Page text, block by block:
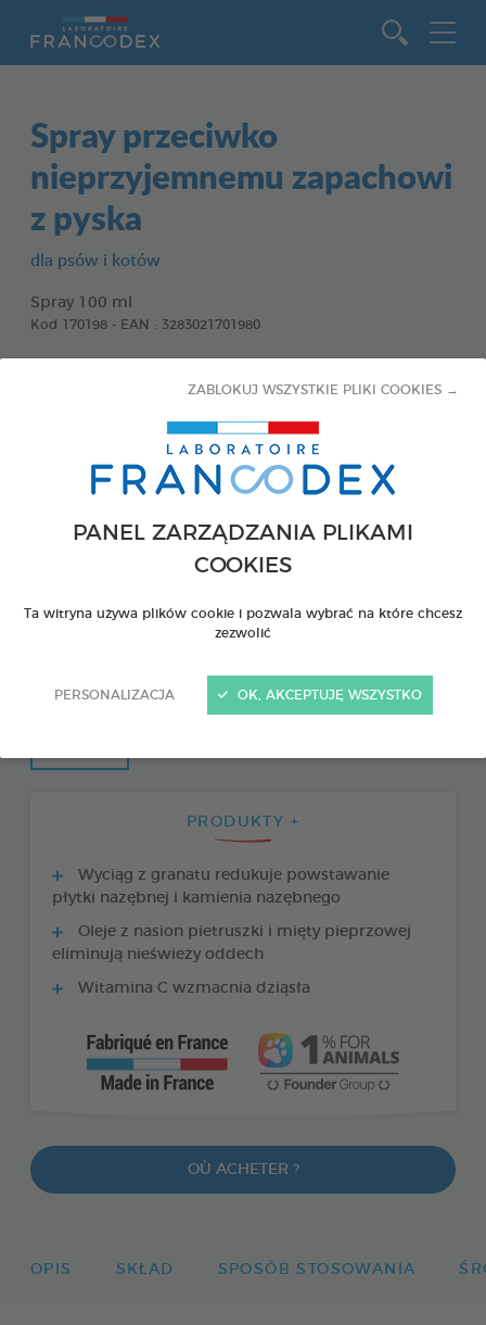
PANEL ZARZĄDZANIA PLIKAMI
COOKIES
Ta witryna używa plików cookie i pozwala wybrać na które chcesz
zezwolić
PERSONALIZACJA
ZABLOKUJ WSZYSTKIE PLIKI COOKIES →
OK, AKCEPTUJĘ WSZYSTKO
Spray przeciwko
nieprzyjemnemu zapachowi
z pyska
dla psów i kotów
Spray 100 ml
Kod 170198 - EAN : 3283021701980
PRODUKTY +
Wyciąg z granatu redukuje powstawanie
płytki nazębnej i kamienia nazębnego
Oleje z nasion pietruszki i mięty pieprzowej
eliminują nieświeży oddech
Witamina C wzmacnia dziąsła
OÙ ACHETER ?
OPIS SKŁAD SPOSÓB STOSOWANIA